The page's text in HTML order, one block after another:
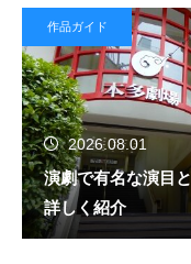
作品ガイド
2026.08.01
演劇で有名な演目
詳しく紹介